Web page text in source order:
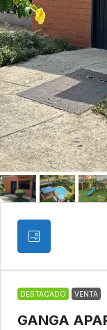
DESTACADO VENTA
GANGA